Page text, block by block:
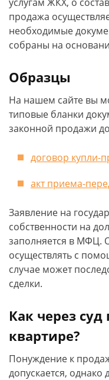
продажа
необходимые
собраны на
Образцы
На нашем сайте вы
типовые бланки
законной продажи
договор купли-
акт приема-
Заявление на
собственности на
заполняется в МФЦ.
осуществлять с
случае может
сделки.
Как через
квартире?
Понуждение к
допускается, однако